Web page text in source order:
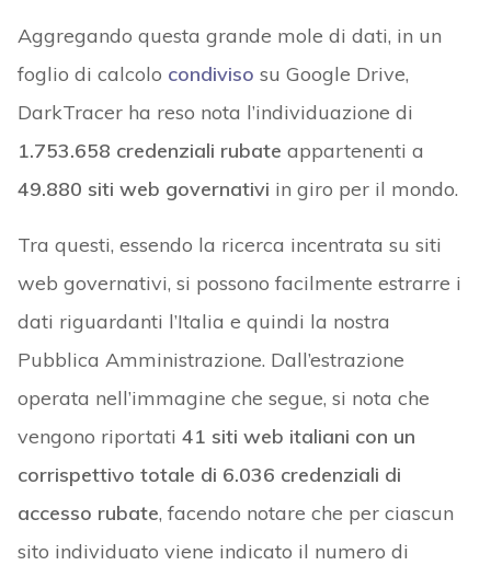
Aggregando questa grande mole di dati, in un
foglio di calcolo condiviso su Google Drive,
DarkTracer ha reso nota l’individuazione di
1.753.658 credenziali rubate appartenenti a
49.880 siti web governativi in giro per il mondo.
Tra questi, essendo la ricerca incentrata su siti
web governativi, si possono facilmente estrarre i
dati riguardanti l’Italia e quindi la nostra
Pubblica Amministrazione. Dall’estrazione
operata nell’immagine che segue, si nota che
vengono riportati 41 siti web italiani con un
corrispettivo totale di 6.036 credenziali di
accesso rubate, facendo notare che per ciascun
sito individuato viene indicato il numero di